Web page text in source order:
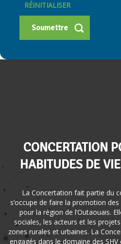
RÉINITIALISER
CONCERTATION
HABITUDES DE
La Concertation fait partie du
s’occupe de faire la promotion des
pour la région de l’Outaouais.
sociales, les acteurs et les
zones rurales et urbaines. La
engagés dans le domaine des